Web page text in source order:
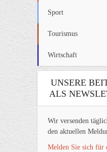
Sport
Tourismus
Wirtschaft
UNSERE
ALS
Wir versenden
den aktuellen
Melden Sie sich für